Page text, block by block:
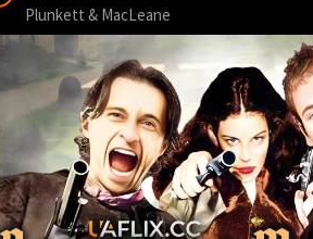
Plunkett & MacLeane